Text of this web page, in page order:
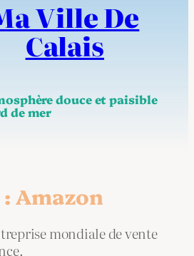
Ville De
Calais
douce et paisible
de mer
Amazon
mondiale de vente